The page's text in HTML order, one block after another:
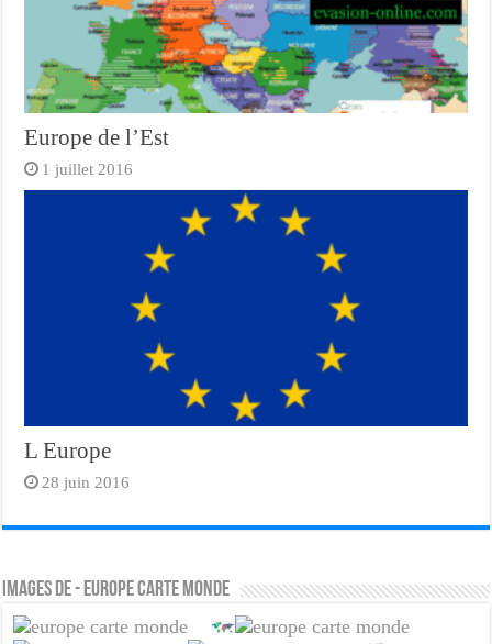
Europe de l’Est
1 juillet 2016
L Europe
28 juin 2016
Images de - europe carte monde